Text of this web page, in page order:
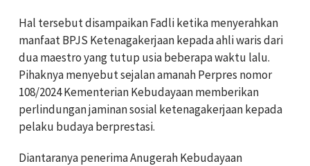
Hal tersebut disampaikan Fadli ketika menyerahkan
manfaat BPJS Ketenagakerjaan kepada ahli waris dari
dua maestro yang tutup usia beberapa waktu lalu.
Pihaknya menyebut sejalan amanah Perpres nomor
108/2024 Kementerian Kebudayaan memberikan
perlindungan jaminan sosial ketenagakerjaan kepada
pelaku budaya berprestasi.
Diantaranya penerima Anugerah Kebudayaan